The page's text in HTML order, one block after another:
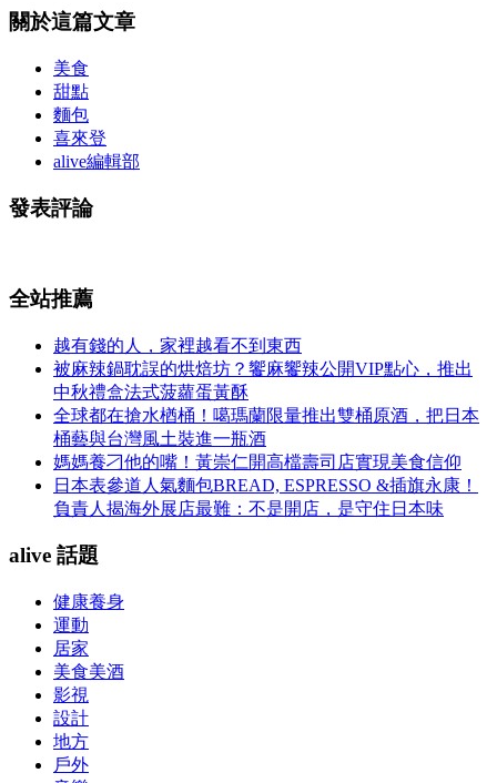
關於這篇文章
美食
甜點
麵包
喜來登
alive編輯部
發表評論
全站推薦
越有錢的人，家裡越看不到東西
被麻辣鍋耽誤的烘焙坊？饗麻饗辣公開VIP點心，推出
中秋禮盒法式菠蘿蛋黃酥
全球都在搶水楢桶！噶瑪蘭限量推出雙桶原酒，把日本
桶藝與台灣風土裝進一瓶酒
媽媽養刁他的嘴！黃崇仁開高檔壽司店實現美食信仰
日本表參道人氣麵包BREAD, ESPRESSO &插旗永康！
負責人揭海外展店最難：不是開店，是守住日本味
alive 話題
健康養身
運動
居家
美食美酒
影視
設計
地方
戶外